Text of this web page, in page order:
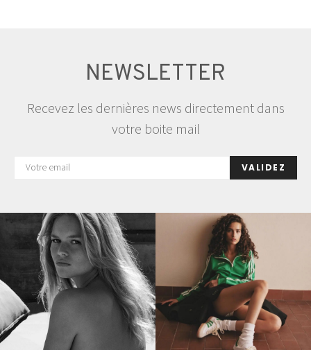
NEWSLETTER
Recevez les dernières news directement dans
votre boite mail
VALIDEZ